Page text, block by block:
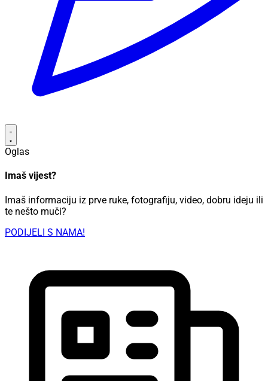
Oglas
Imaš vijest?
Imaš informaciju iz prve ruke, fotografiju, video, dobru ideju ili
te nešto muči?
PODIJELI S NAMA!